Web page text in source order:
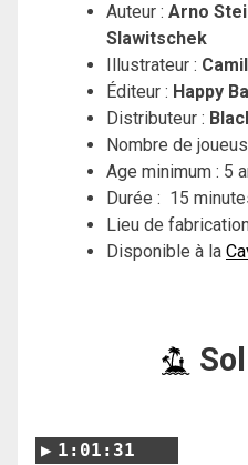
Auteur : Arno
Slawitschek
Illustrateur :
Éditeur : Happy
Distributeur :
Nombre de
Age minimum : 5
Durée : 15
Lieu de
Disponible à la
1:01:31